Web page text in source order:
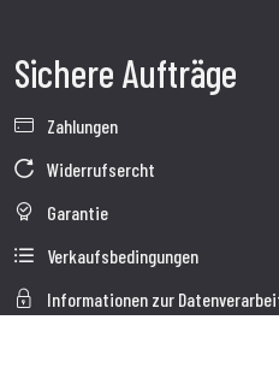
Sichere Aufträge
Zahlungen
Widerrufsercht
Garantie
Verkaufsbedingungen
Informationen zur